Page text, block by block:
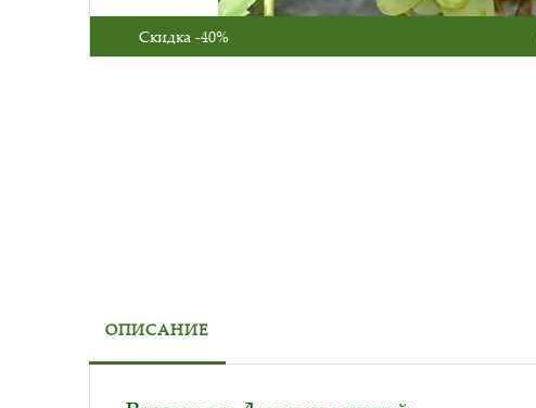
Скидка -40%
ОПИСАНИЕ